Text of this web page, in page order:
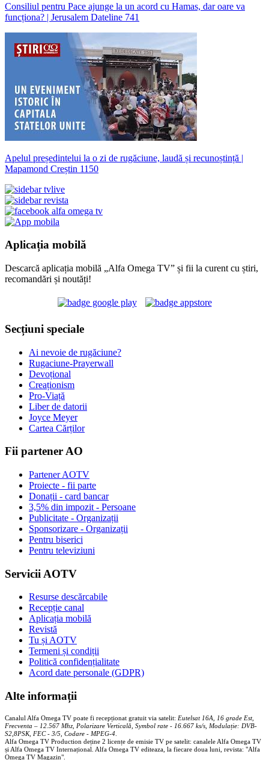
Consiliul pentru Pace ajunge la un acord cu Hamas, dar oare va
funcționa? | Jerusalem Dateline 741
Apelul președintelui la o zi de rugăciune, laudă și recunoștință |
Mapamond Creștin 1150
Aplicația mobilă
Descarcă aplicația mobilă „Alfa Omega TV” și fii la curent cu știri,
recomandări și noutăți!
Secțiuni speciale
Ai nevoie de rugăciune?
Rugaciune-Prayerwall
Devoțional
Creaționism
Pro-Viață
Liber de datorii
Joyce Meyer
Cartea Cărților
Fii partener AO
Partener AOTV
Proiecte - fii parte
Donații - card bancar
3,5% din impozit - Persoane
Publicitate - Organizații
Sponsorizare - Organizații
Pentru biserici
Pentru televiziuni
Servicii AOTV
Resurse descărcabile
Recepție canal
Aplicația mobilă
Revistă
Tu și AOTV
Termeni și condiții
Politică confidențialitate
Acord date personale (GDPR)
Alte informații
Canalul Alfa Omega TV poate fi recepționat gratuit via satelit: Eutelsat 16A, 16 grade Est,
Frecventa – 12.567 Mhz, Polarizare Verticală, Symbol rate - 16.667 ks/s, Modulație: DVB-
S2,8PSK, FEC - 3/5, Codare - MPEG-4
Alfa Omega TV Production deține 2 licențe de emisie TV pe satelit: canalele Alfa Omega TV
și Alfa Omega TV Internațional. Alfa Omega TV editeaza, la fiecare doua luni, revista: "Alfa
Omega TV Magazin".